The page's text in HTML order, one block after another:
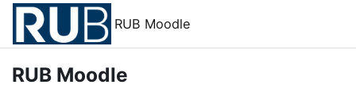
Zum Hauptinhalt
RUB Moodle
RUB Moodle